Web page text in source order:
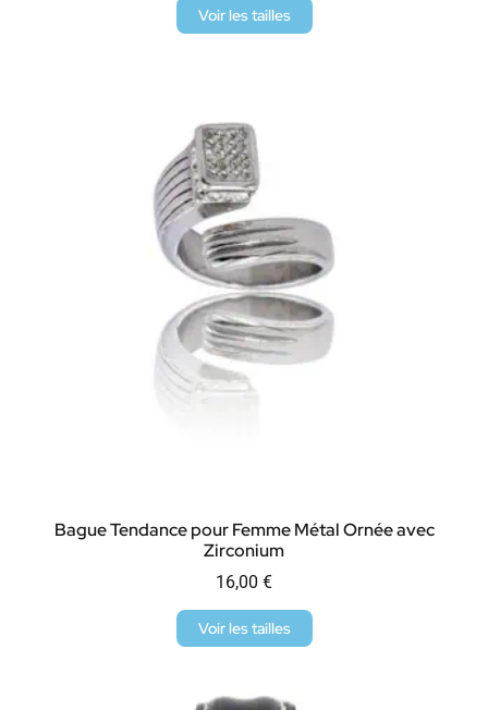
Voir les tailles
Bague Tendance pour Femme Métal Ornée avec
Zirconium
16,00 €
Voir les tailles